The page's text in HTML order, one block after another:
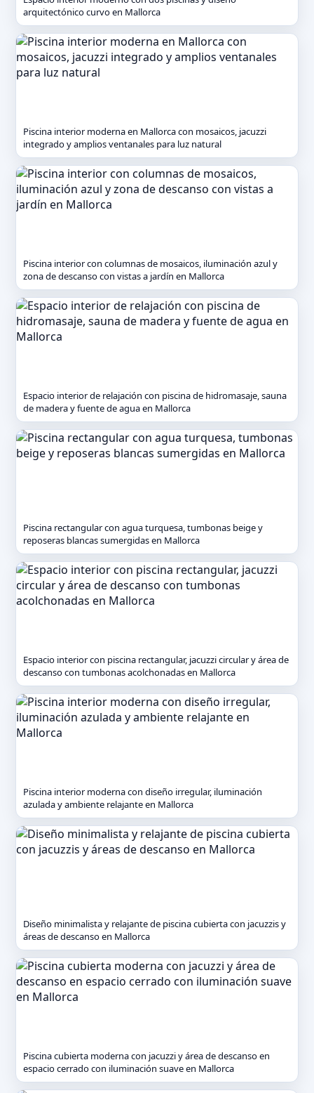
arquitectónico curvo en Mallorca
Piscina interior moderna en Mallorca con mosaicos, jacuzzi
integrado y amplios ventanales para luz natural
Piscina interior con columnas de mosaicos, iluminación azul y
zona de descanso con vistas a jardín en Mallorca
Espacio interior de relajación con piscina de hidromasaje, sauna
de madera y fuente de agua en Mallorca
Piscina rectangular con agua turquesa, tumbonas beige y
reposeras blancas sumergidas en Mallorca
Espacio interior con piscina rectangular, jacuzzi circular y área de
descanso con tumbonas acolchonadas en Mallorca
Piscina interior moderna con diseño irregular, iluminación
azulada y ambiente relajante en Mallorca
Diseño minimalista y relajante de piscina cubierta con jacuzzis y
áreas de descanso en Mallorca
Piscina cubierta moderna con jacuzzi y área de descanso en
espacio cerrado con iluminación suave en Mallorca